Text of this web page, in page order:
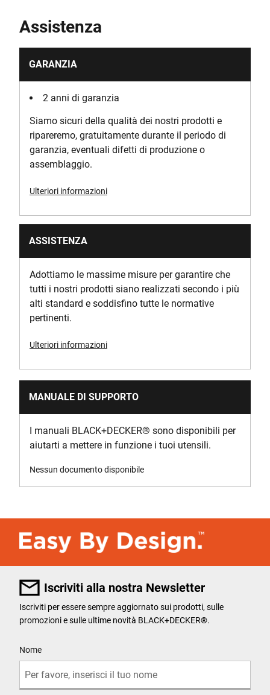
Assistenza
GARANZIA
2 anni di garanzia
Siamo sicuri della qualità dei nostri prodotti e
ripareremo, gratuitamente durante il periodo di
garanzia, eventuali difetti di produzione o
assemblaggio.
Ulteriori informazioni
ASSISTENZA
Adottiamo le massime misure per garantire che
tutti i nostri prodotti siano realizzati secondo i più
alti standard e soddisfino tutte le normative
pertinenti.
Ulteriori informazioni
MANUALE DI SUPPORTO
I manuali BLACK+DECKER® sono disponibili per
aiutarti a mettere in funzione i tuoi utensili.
Nessun documento disponibile
Iscriviti alla nostra Newsletter
Iscriviti per essere sempre aggiornato sui prodotti, sulle
promozioni e sulle ultime novità BLACK+DECKER®.
Nome